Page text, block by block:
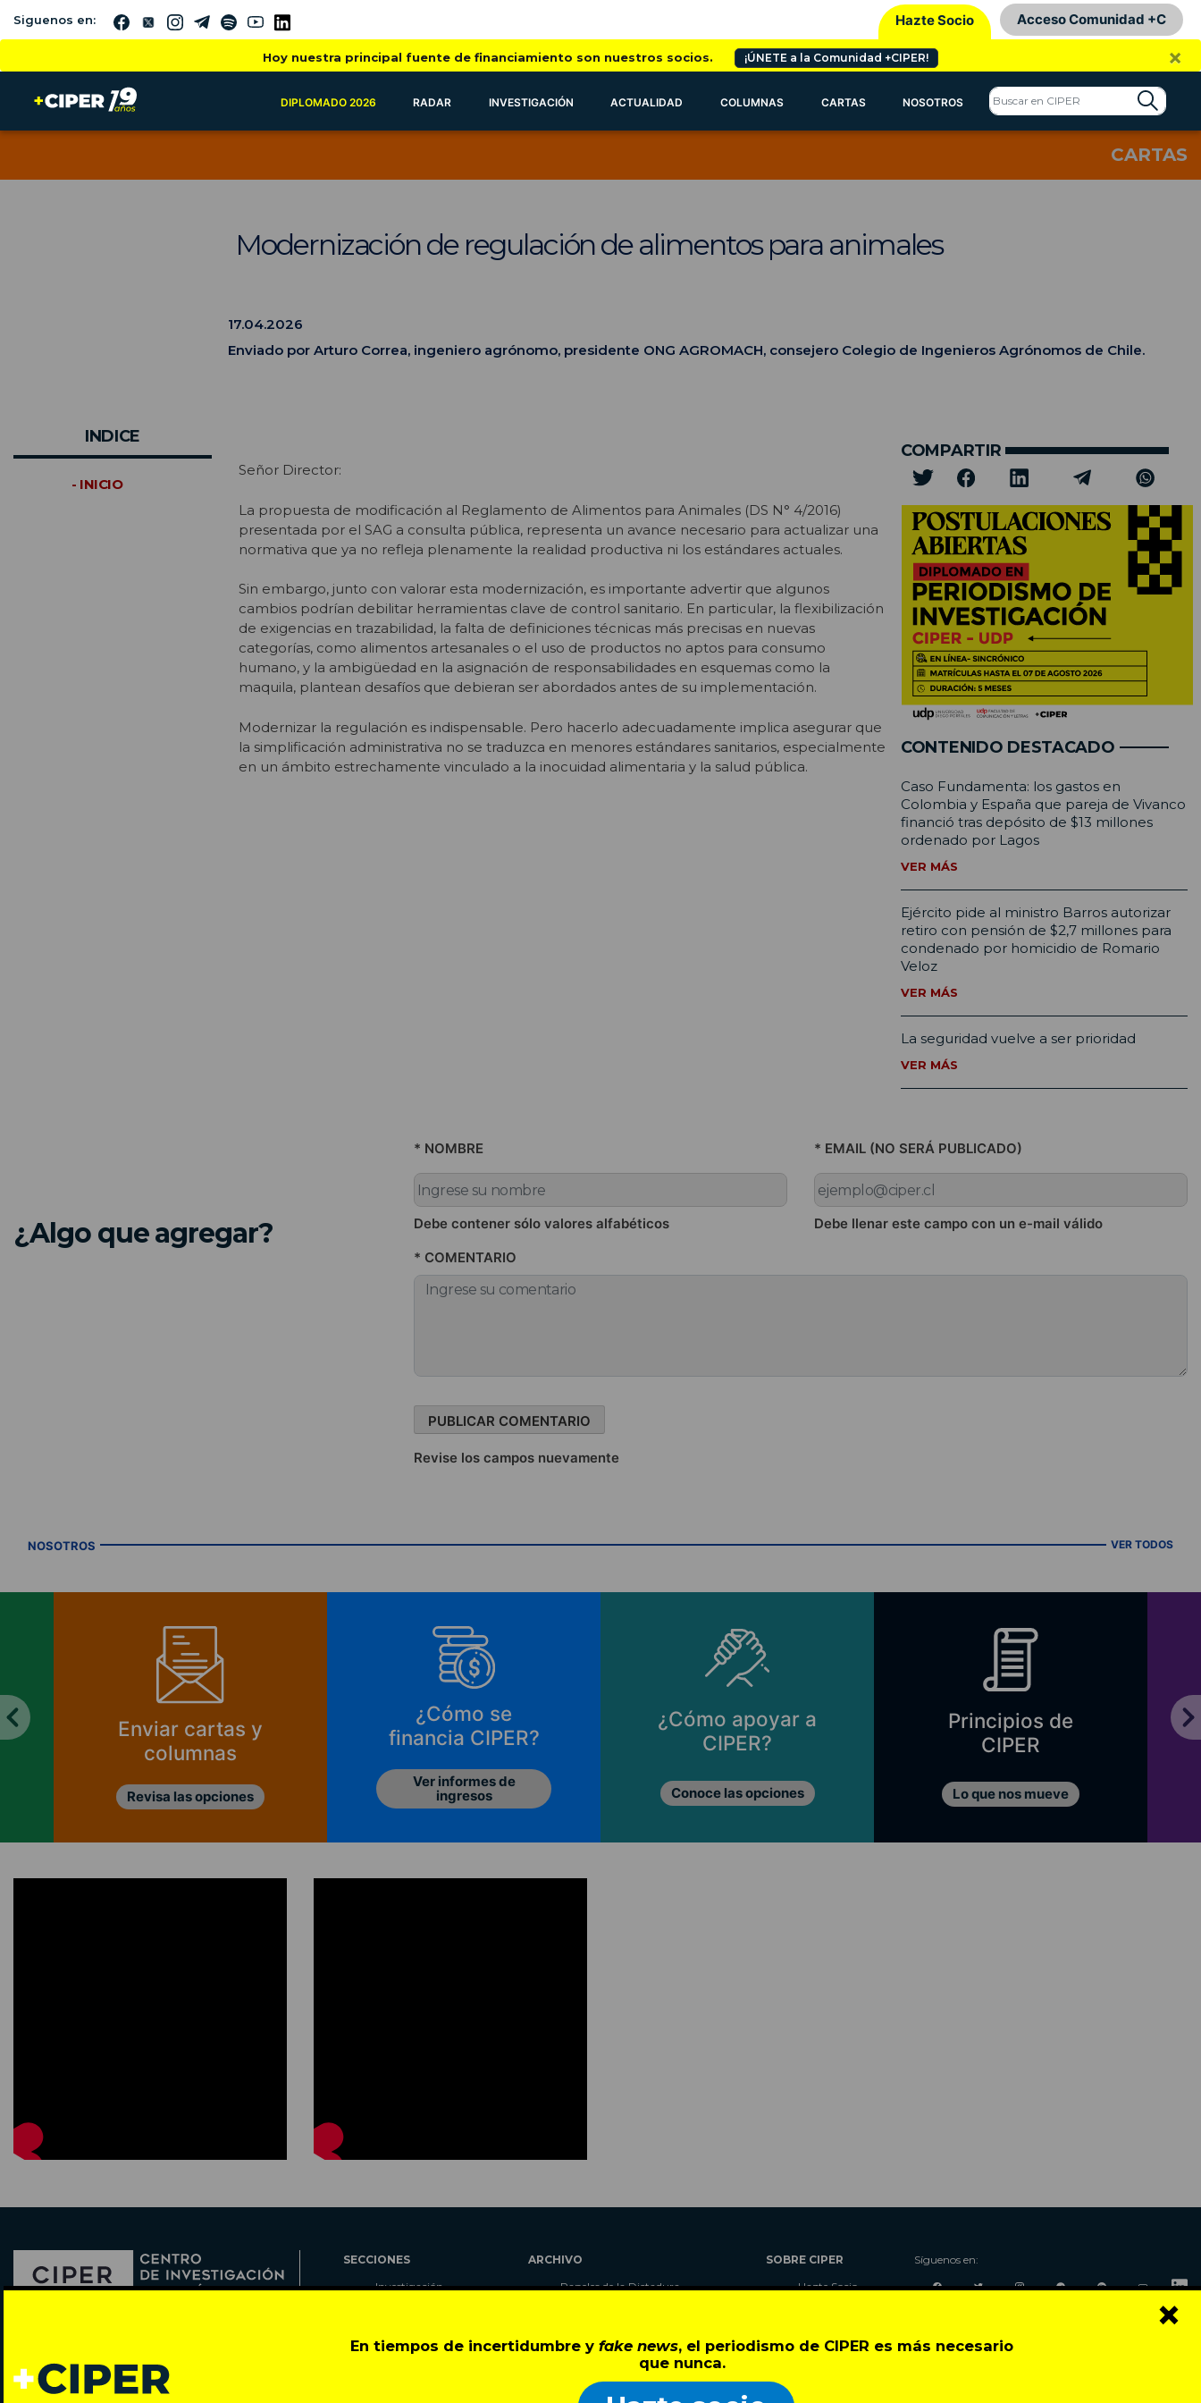
En tiempos de incertidumbre yfake news, el periodismo de CIPER es más necesario
que nunca.
×
Siguenos en: Hazte Socio Acceso Comunidad +C
Hoy nuestra principal fuente de financiamiento son nuestros socios. ¡ÚNETE a la Comunidad +CIPER! ×
DIPLOMADO 2026 RADAR INVESTIGACIÓN ACTUALIDAD COLUMNAS CARTAS NOSOTROS
CARTAS
Modernización de regulación de alimentos para animales
17.04.2026
Enviado por Arturo Correa, ingeniero agrónomo, presidente ONG AGROMACH, consejero Colegio de Ingenieros Agrónomos de Chile.
INDICE
- INICIO
Señor Director:
La propuesta de modificación al Reglamento de Alimentos para Animales (DS N° 4/2016)
presentada por el SAG a consulta pública, representa un avance necesario para actualizar una
normativa que ya no refleja plenamente la realidad productiva ni los estándares actuales.
Sin embargo, junto con valorar esta modernización, es importante advertir que algunos
cambios podrían debilitar herramientas clave de control sanitario. En particular, la flexibilización
de exigencias en trazabilidad, la falta de definiciones técnicas más precisas en nuevas
categorías, como alimentos artesanales o el uso de productos no aptos para consumo
humano, y la ambigüedad en la asignación de responsabilidades en esquemas como la
maquila, plantean desafíos que debieran ser abordados antes de su implementación.
Modernizar la regulación es indispensable. Pero hacerlo adecuadamente implica asegurar que
la simplificación administrativa no se traduzca en menores estándares sanitarios, especialmente
en un ámbito estrechamente vinculado a la inocuidad alimentaria y la salud pública.
COMPARTIR
CONTENIDO DESTACADO
Caso Fundamenta: los gastos en
Colombia y España que pareja de Vivanco
financió tras depósito de $13 millones
ordenado por Lagos
VER MÁS
Ejército pide al ministro Barros autorizar
retiro con pensión de $2,7 millones para
condenado por homicidio de Romario
Veloz
VER MÁS
La seguridad vuelve a ser prioridad
VER MÁS
¿Algo que agregar?
* NOMBRE
Debe contener sólo valores alfabéticos
* EMAIL (NO SERÁ PUBLICADO)
Debe llenar este campo con un e-mail válido
* COMENTARIO
Revise los campos nuevamente
NOSOTROS VER TODOS
Enviar cartas y
columnas
Revisa las opciones
¿Cómo se
financia CIPER?
Ver informes de
ingresos
¿Cómo apoyar a
CIPER?
Conoce las opciones
Principios de
CIPER
Lo que nos mueve
Todos los derechos reservados © 2007-2026
SECCIONES
Investigación
Cartas
ARCHIVO
Papeles de la Dictadura
Autores
CIPER Académico
LaBot Constituyente
SOBRE CIPER
Hazte Socio
Contacto
Síguenos en: